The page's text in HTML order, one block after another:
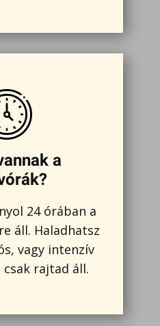
a
24 órában a
áll. Haladhatsz
vagy intenzív
csak rajtad áll.